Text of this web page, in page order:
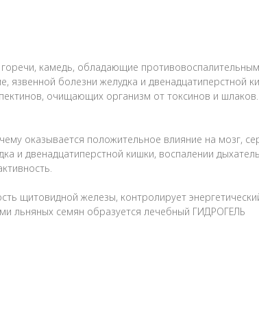
камедь, обладающие
болезни желудка и двенадцатиперстной
очищающих организм от токсинов и
оказывается положительное влияние на мозг,
и двенадцатиперстной кишки, воспалении
щитовидной железы, контролирует
льняных семян образуется лечебный ГИДРОГЕЛЬ